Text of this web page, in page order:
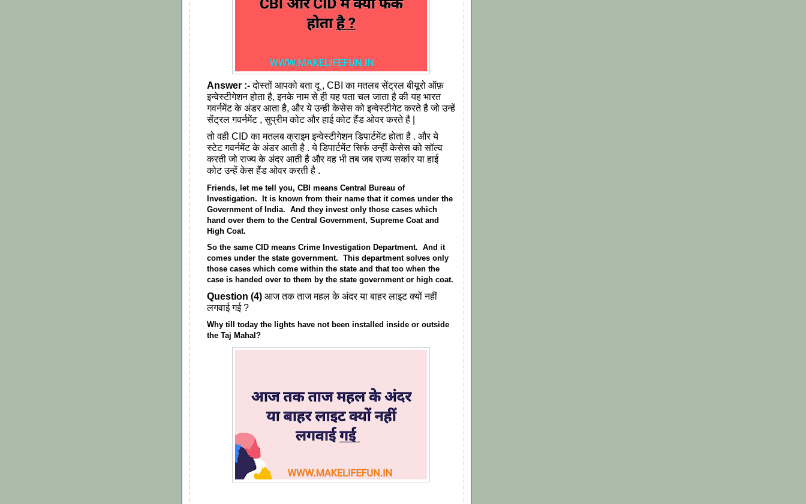
Answer :-दोस्तों आपको बता दू , CBI का मतलब सेंट्रल बीयूरो ऑफ़
इन्वेस्टीगेशन होता है, इनके नाम से ही यह पता चल जाता है की यह भारत
गवर्नमेंट के अंडर आता है, और ये उन्ही केसेस को इन्वेस्टीगेट करते है जो उन्हें
सेंट्रल गवर्नमेंट , सुप्रीम कोट और हाई कोट हैंड ओवर करते है |
तो वही CID का मतलब क्राइम इन्वेस्टीगेशन डिपार्टमेंट होता है . और ये
स्टेट गवर्नमेंट के अंडर आती है . ये डिपार्टमेंट सिर्फ उन्हीं केसेस को सॉल्व
करती जो राज्य के अंदर आती है और वह भी तब जब राज्य सर्कार या हाई
कोट उन्हें केस हैंड ओवर करती है .
Friends, let me tell you, CBI means Central Bureau of
Investigation. It is known from their name that it comes under the
Government of India. And they invest only those cases which
hand over them to the Central Government, Supreme Coat and
High Coat.
So the same CID means Crime Investigation Department. And it
comes under the state government. This department solves only
those cases which come within the state and that too when the
case is handed over to them by the state government or high coat.
Question (4) आज तक ताज महल के अंदर या बाहर लाइट क्यों नहीं
लगवाई गई ?
Why till today the lights have not been installed inside or outside
the Taj Mahal?